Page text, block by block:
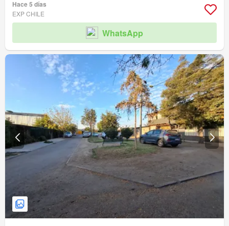
Hace 5 días
EXP CHILE
WhatsApp